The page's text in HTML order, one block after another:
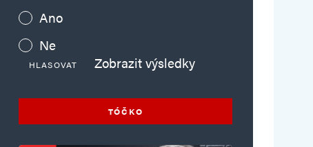
Ano
Ne
HLASOVAT Zobrazit výsledky
TÓČKO